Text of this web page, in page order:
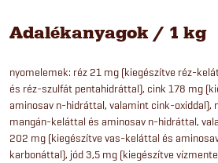
Adalékanyagok / 1 kg
nyomelemek: réz 21 mg (kiegészítve réz-
és réz-szulfát pentahidráttal), cink 178 mg
aminosav n-hidráttal, valamint cink-oxiddal),
mangán-keláttal és aminosav n-hidráttal,
202 mg (kiegészítve vas-keláttal és
karbonáttal), jód 3,5 mg (kiegészítve